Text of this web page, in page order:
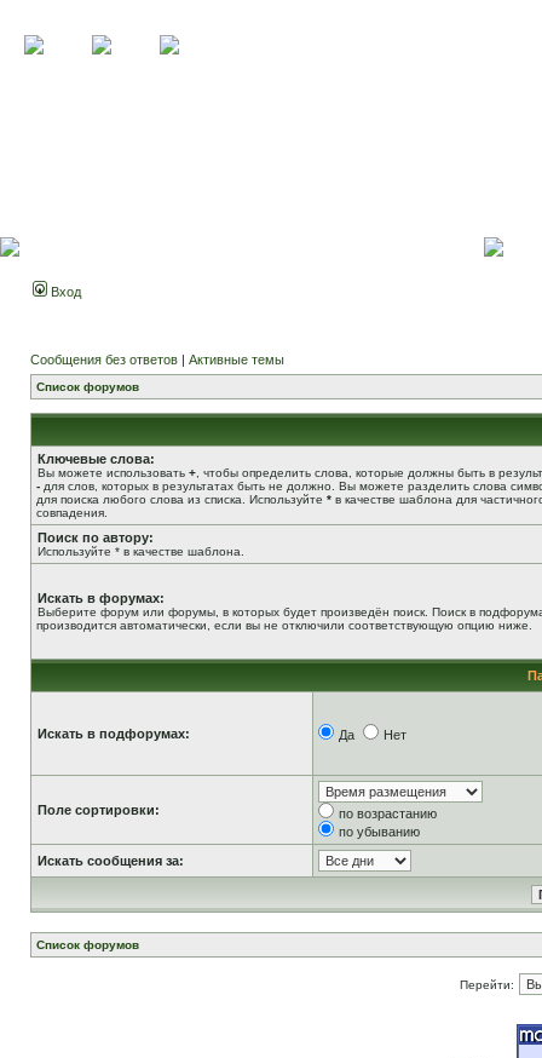
Вход
Сообщения без ответов | Активные темы
Список форумов
Ключевые слова:
Вы можете использовать + , чтобы определить слова, которые должны быть в
- для слов, которых в результатах быть не должно. Вы можете разделить слова
для поиска любого слова из списка. Используйте * в качестве шаблона для
совпадения.
Поиск по автору:
Используйте * в качестве шаблона.
Искать в форумах:
Выберите форум или форумы, в которых будет произведён поиск. Поиск в
производится автоматически, если вы не отключили соответствующую опцию ниже.
Искать в подфорумах: Да Нет
Поле сортировки:
по возрастанию
по убыванию
Искать сообщения за:
Список форумов
Перейти: